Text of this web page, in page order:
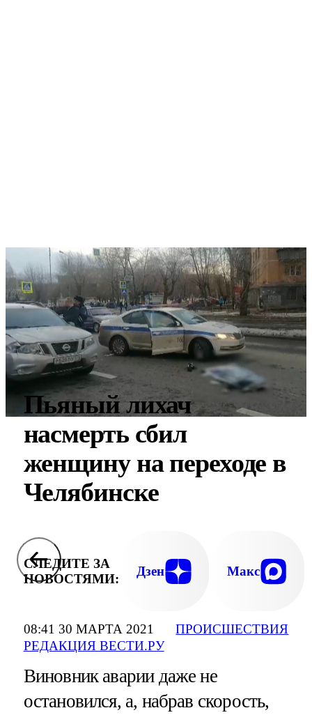
08:41 30 МАРТА 2021
РЕДАКЦИЯ ВЕСТИ.РУ
ПРОИСШЕСТВИЯ
Пьяный лихач
насмерть сбил
женщину на переходе в
Челябинске
СЛЕДИТЕ ЗА
НОВОСТЯМИ:
Дзен Макс
Виновник аварии даже не
остановился, а, набрав скорость,